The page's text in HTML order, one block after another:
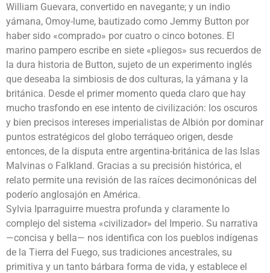
William Guevara, convertido en navegante; y un indio
yámana, Omoy-lume, bautizado como Jemmy Button por
haber sido «comprado» por cuatro o cinco botones. El
marino pampero escribe en siete «pliegos» sus recuerdos de
la dura historia de Button, sujeto de un experimento inglés
que deseaba la simbiosis de dos culturas, la yámana y la
británica. Desde el primer momento queda claro que hay
mucho trasfondo en ese intento de civilización: los oscuros
y bien precisos intereses imperialistas de Albión por dominar
puntos estratégicos del globo terráqueo origen, desde
entonces, de la disputa entre argentina-británica de las Islas
Malvinas o Falkland. Gracias a su precisión histórica, el
relato permite una revisión de las raíces decimonónicas del
poderío anglosajón en América.
Sylvia Iparraguirre muestra profunda y claramente lo
complejo del sistema «civilizador» del Imperio. Su narrativa
—concisa y bella— nos identifica con los pueblos indígenas
de la Tierra del Fuego, sus tradiciones ancestrales, su
primitiva y un tanto bárbara forma de vida, y establece el